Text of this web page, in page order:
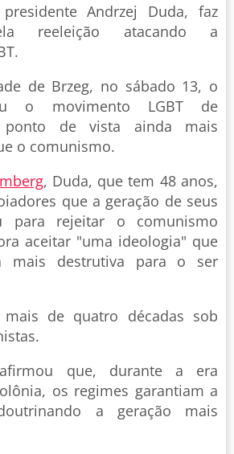
Andrzej Duda, faz
reeleição atacando a
de Brzeg, no sábado 13, o
o movimento LGBT de
de vista ainda mais
o comunismo.
, Duda, que tem 48 anos,
que a geração de seus
para rejeitar o comunismo
aceitar "uma ideologia" que
mais destrutiva para o ser
de quatro décadas sob
que, durante a era
os regimes garantiam a
a geração mais